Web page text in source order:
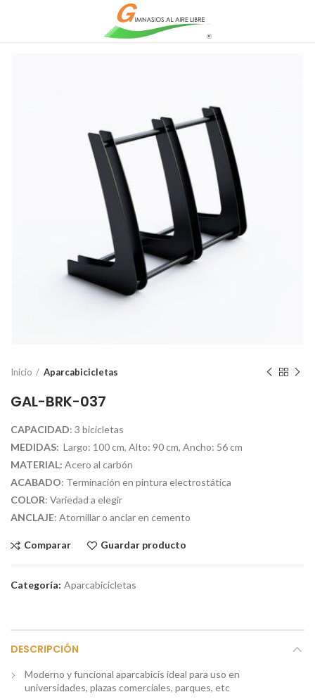
Inicio Aparcabicicletas
GAL-BRK-037
CAPACIDAD: 3 bicicletas
MEDIDAS: Largo: 100 cm, Alto: 90 cm, Ancho: 56 cm
MATERIAL: Acero al carbón
ACABADO: Terminación en pintura electrostática
COLOR: Variedad a elegir
ANCLAJE: Atornillar o anclar en cemento
Comparar Guardar producto
Categoría: Aparcabicicletas
DESCRIPCIÓN
Moderno y funcional aparcabicis ideal para uso en
universidades, plazas comerciales, parques, etc